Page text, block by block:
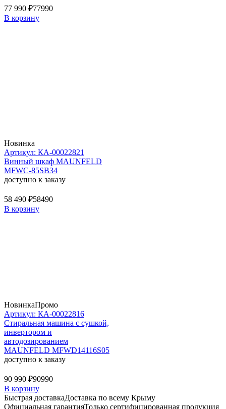
77 990 ₽77990
В корзину
Новинка
Артикул: КА-00022821
Винный шкаф MAUNFELD
MFWC-85SB34
доступно к заказу
58 490 ₽58490
В корзину
НовинкаПромо
Артикул: КА-00022816
Стиральная машина c сушкой,
инвертором и
автодозированием
MAUNFELD MFWD14116S05
доступно к заказу
90 990 ₽90990
В корзину
Быстрая доставкаДоставка по всему Крыму
Официальная гарантияТолько сертифицированная продукция